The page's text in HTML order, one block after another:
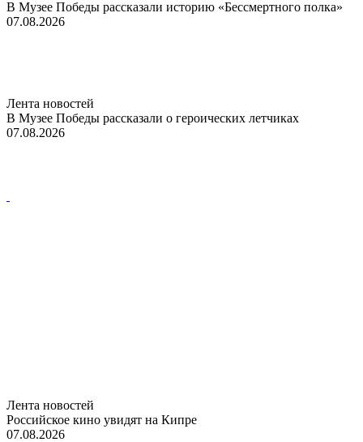
В Музее Победы рассказали историю «Бессмертного полка»
07.08.2026
Лента новостей
В Музее Победы рассказали о героических летчиках
07.08.2026
Лента новостей
Российское кино увидят на Кипре
07.08.2026